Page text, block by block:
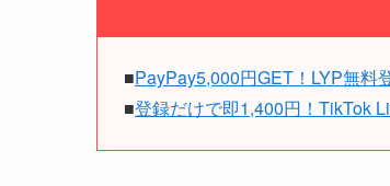
■PayPay5,000円GET！LYP無料
■登録だけで即1,400円！TikTok